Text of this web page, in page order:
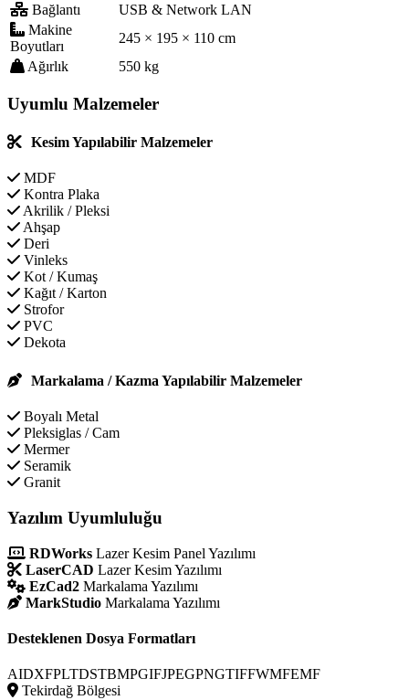
Bağlantı
USB & Network LAN
Makine
Boyutları
245 × 195 × 110 cm
Ağırlık
550 kg
Uyumlu Malzemeler
Kesim Yapılabilir Malzemeler
MDF
Kontra Plaka
Akrilik / Pleksi
Ahşap
Deri
Vinleks
Kot / Kumaş
Kağıt / Karton
Strofor
PVC
Dekota
Markalama / Kazma Yapılabilir Malzemeler
Boyalı Metal
Pleksiglas / Cam
Mermer
Seramik
Granit
Yazılım Uyumluluğu
RDWorks Lazer Kesim Panel Yazılımı
LaserCAD Lazer Kesim Yazılımı
EzCad2 Markalama Yazılımı
MarkStudio Markalama Yazılımı
Desteklenen Dosya Formatları
AIDXFPLTDSTBMPGIFJPEGPNGTIFFWMFEMF
Tekirdağ Bölgesi